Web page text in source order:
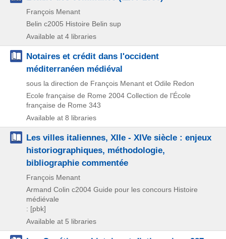
François Menant
Belin c2005 Histoire Belin sup
Available at 4 libraries
Notaires et crédit dans l'occident
méditerranéen médiéval
sous la direction de François Menant et Odile Redon
Ecole française de Rome 2004 Collection de l'École
française de Rome 343
Available at 8 libraries
Les villes italiennes, XIIe - XIVe siècle : enjeux
historiographiques, méthodologie,
bibliographie commentée
François Menant
Armand Colin c2004 Guide pour les concours Histoire
médiévale
: [pbk]
Available at 5 libraries